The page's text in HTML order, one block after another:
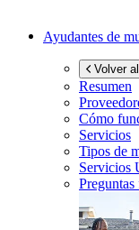
Ayudantes de
Volver
Resumen
Cómo
Servicios
Tipos de
Servicios
Preguntas